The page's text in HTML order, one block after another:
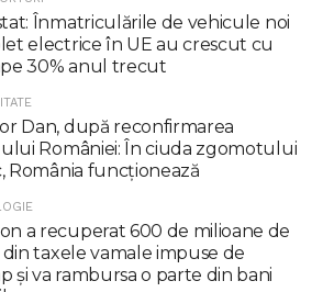
Înmatriculările de vehicule noi
electrice în UE au crescut cu
30% anul trecut
Dan, după reconfirmarea
României: În ciuda zgomotului
România funcţionează
a recuperat 600 de milioane de
taxele vamale impuse de
şi va rambursa o parte din bani